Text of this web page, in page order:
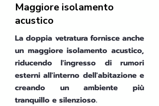
Maggiore isolamento
acustico
La doppia vetratura fornisce anche
un maggiore isolamento acustico,
riducendo l'ingresso di rumori
esterni all'interno dell'abitazione e
creando un ambiente più
tranquillo e silenzioso.